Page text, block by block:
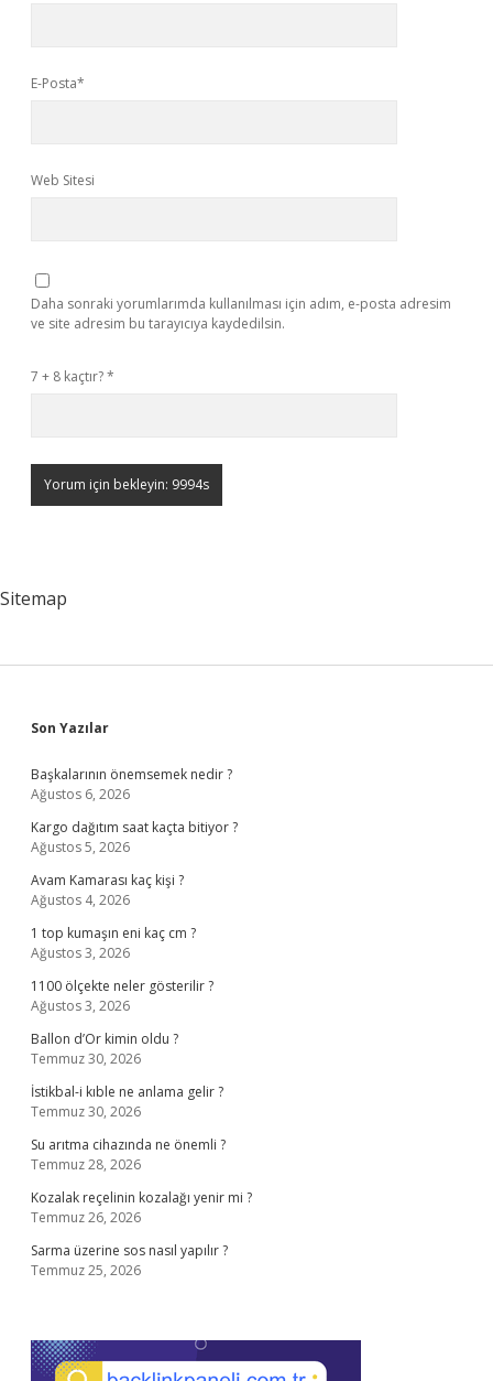
E-Posta*
Web Sitesi
Daha sonraki yorumlarımda kullanılması için adım, e-posta adresim
ve site adresim bu tarayıcıya kaydedilsin.
7 + 8 kaçtır?*
Sitemap
Sidebar
Son Yazılar
Başkalarının önemsemek nedir ?
Ağustos 6, 2026
Kargo dağıtım saat kaçta bitiyor ?
Ağustos 5, 2026
Avam Kamarası kaç kişi ?
Ağustos 4, 2026
1 top kumaşın eni kaç cm ?
Ağustos 3, 2026
1100 ölçekte neler gösterilir ?
Ağustos 3, 2026
Ballon d’Or kimin oldu ?
Temmuz 30, 2026
İstikbal-i kıble ne anlama gelir ?
Temmuz 30, 2026
Su arıtma cihazında ne önemli ?
Temmuz 28, 2026
Kozalak reçelinin kozalağı yenir mi ?
Temmuz 26, 2026
Sarma üzerine sos nasıl yapılır ?
Temmuz 25, 2026